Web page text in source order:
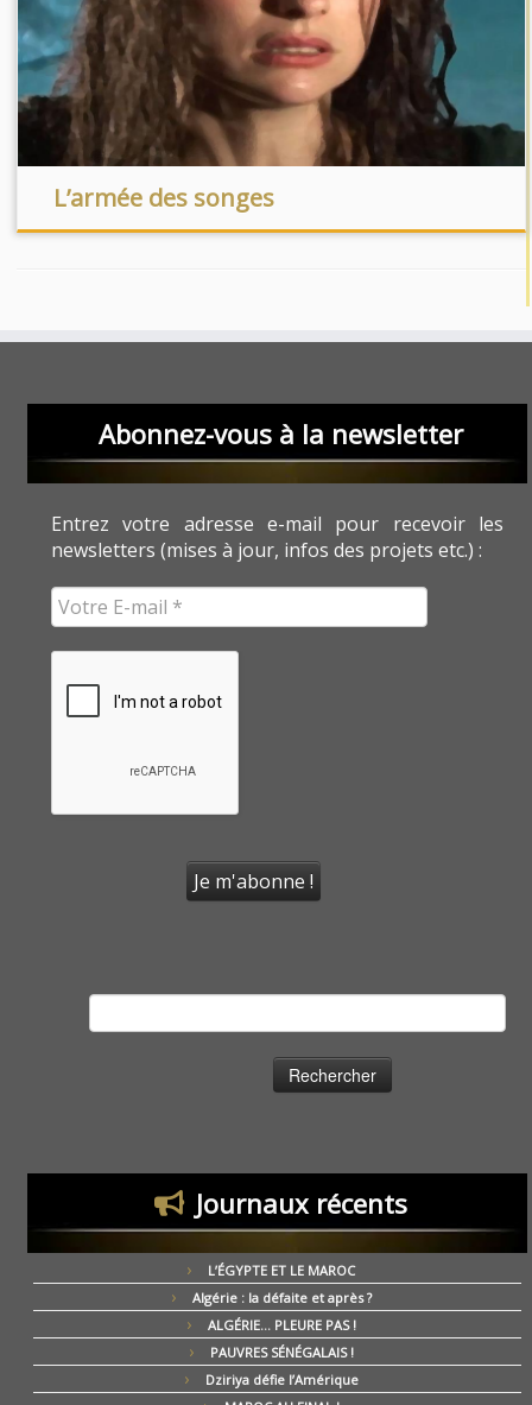
L’armée des songes
Abonnez-vous à la newsletter
Entrez votre adresse e-mail pour recevoir les
newsletters (mises à jour, infos des projets etc.) :
Journaux récents
L’ÉGYPTE ET LE MAROC
Algérie : la défaite et après ?
ALGÉRIE… PLEURE PAS !
PAUVRES SÉNÉGALAIS !
Dziriya défie l’Amérique